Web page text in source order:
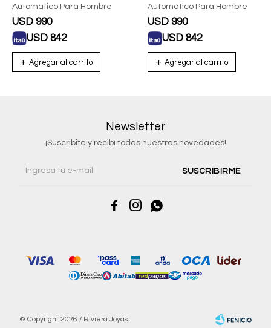
Automático Para Hombre
USD 990
USD 842
Automático Para Hombre
USD 990
USD 842
Newsletter
¡Suscribite y recibí todas nuestras novedades!
SUSCRIBIRME
  
© Copyright 2026 / Riviera Joyas